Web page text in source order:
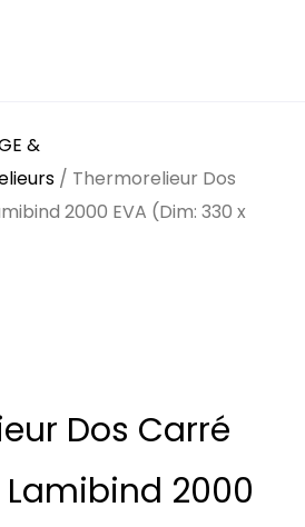
&
/ Thermorelieur Dos
2000 EVA (Dim: 330 x
Dos Carré
Lamibind 2000